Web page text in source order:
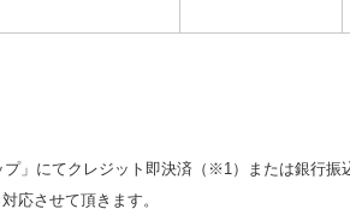
」にてクレジット即決済（※1）または銀行
応させて頂きます。